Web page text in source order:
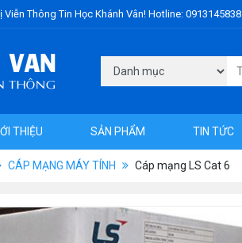
Thông Tin Học Khánh Vân! Hotline: 0913145838
THIỆU SẢN PHẨM TIN TỨC
CÁP MẠNG MÁY TÍNH Cáp mạng LS Cat 6